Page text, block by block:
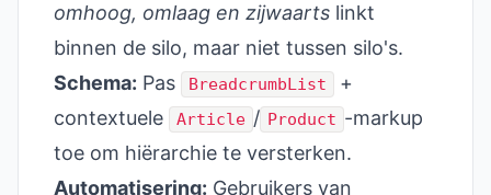
omhoog, omlaag en zijwaarts linkt
binnen de silo, maar niet tussen silo's.
Schema: Pas BreadcrumbList
+
contextuele
Article / Product -markup
toe om hiërarchie te versterken.
Automatisering: Gebruikers van